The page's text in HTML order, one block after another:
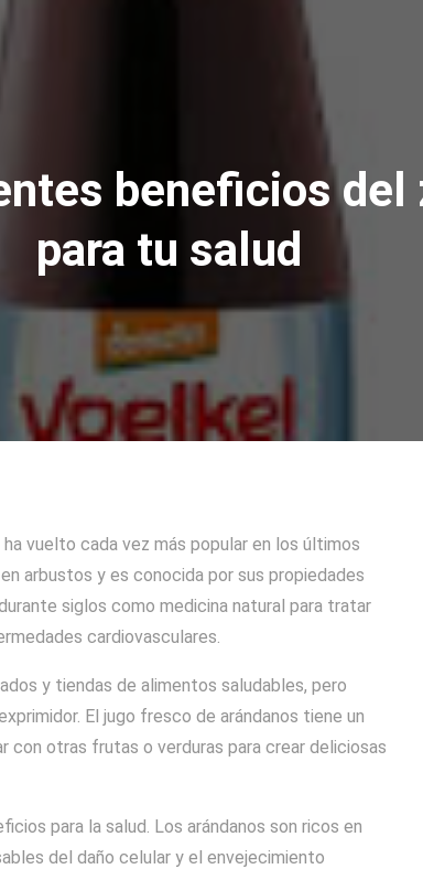
beneficios del
para tu salud
vuelto cada vez más popular en los últimos
arbustos y es conocida por sus propiedades
siglos como medicina natural para tratar
cardiovasculares.
y tiendas de alimentos saludables, pero
El jugo fresco de arándanos tiene un
con otras frutas o verduras para crear deliciosas
para la salud. Los arándanos son ricos en
del daño celular y el envejecimiento